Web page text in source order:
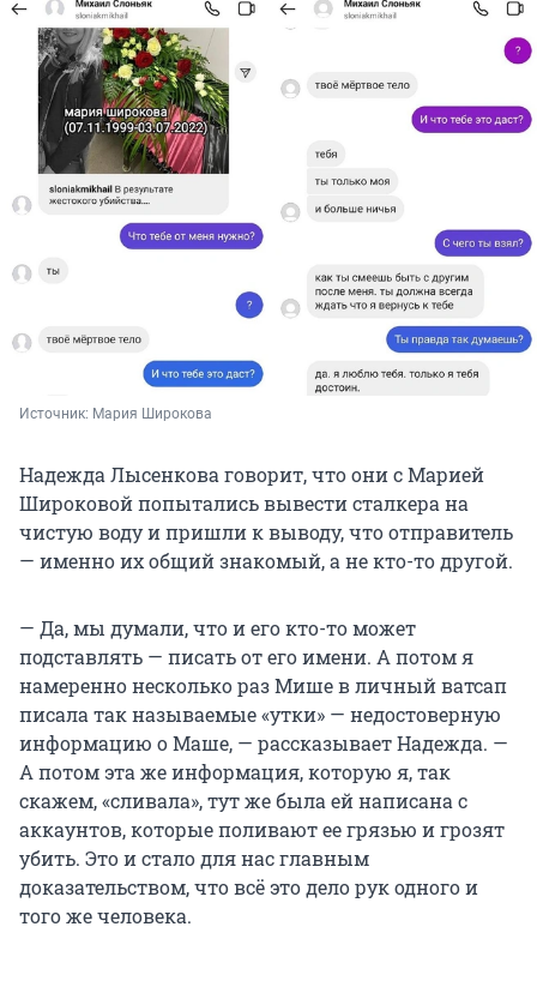
Источник: Мария Широкова
Надежда Лысенкова говорит, что они с Марией
Широковой попытались вывести сталкера на
чистую воду и пришли к выводу, что отправитель
— именно их общий знакомый, а не кто-то другой.
— Да, мы думали, что и его кто-то может
подставлять — писать от его имени. А потом я
намеренно несколько раз Мише в личный ватсап
писала так называемые «утки» — недостоверную
информацию о Маше, — рассказывает Надежда. —
А потом эта же информация, которую я, так
скажем, «сливала», тут же была ей написана с
аккаунтов, которые поливают ее грязью и грозят
убить. Это и стало для нас главным
доказательством, что всё это дело рук одного и
того же человека.